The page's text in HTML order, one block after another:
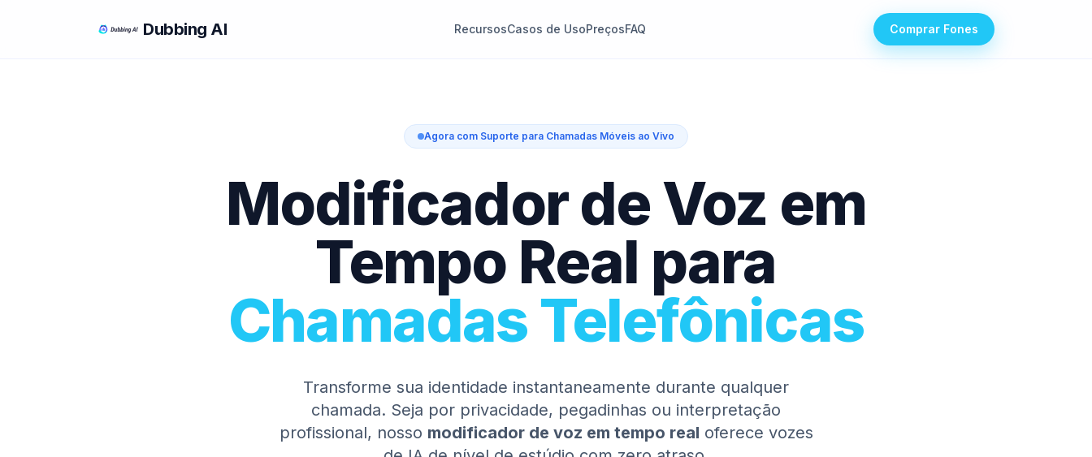
Dubbing AI RecursosCasos de UsoPreçosFAQ Comprar Fones
Agora com Suporte para Chamadas Móveis ao Vivo
Modificador de Voz em
Tempo Real para
Chamadas Telefônicas
Transforme sua identidade instantaneamente durante qualquer
chamada. Seja por privacidade, pegadinhas ou interpretação
profissional, nosso modificador de voz em tempo real oferece vozes